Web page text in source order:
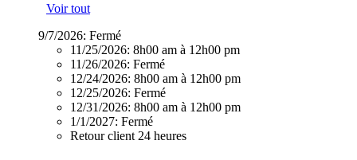
Voir tout
9/7/2026: Fermé
11/25/2026: 8h00 am à 12h00 pm
11/26/2026: Fermé
12/24/2026: 8h00 am à 12h00 pm
12/25/2026: Fermé
12/31/2026: 8h00 am à 12h00 pm
1/1/2027: Fermé
Retour client 24 heures